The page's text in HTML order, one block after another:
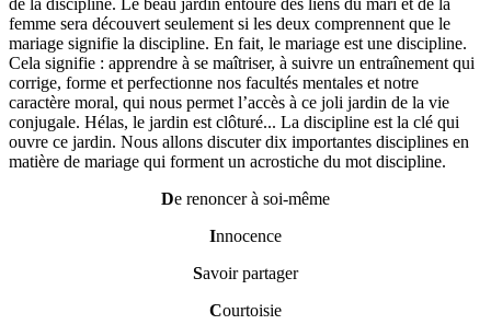
femme sera découvert seulement si les deux comprennent que le
mariage signifie la discipline. En fait, le mariage est une discipline.
Cela signifie : apprendre à se maîtriser, à suivre un entraînement qui
corrige, forme et perfectionne nos facultés mentales et notre
caractère moral, qui nous permet l’accès à ce joli jardin de la vie
conjugale. Hélas, le jardin est clôturé... La discipline est la clé qui
ouvre ce jardin. Nous allons discuter dix importantes disciplines en
matière de mariage qui forment un acrostiche du mot discipline.
De renoncer à soi-même
Innocence
Savoir partager
Courtoisie